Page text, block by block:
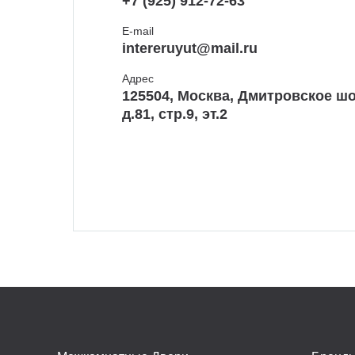
E-mail
intereruyut@mail.ru
Адрес
125504, Москва, Дмитровское
д.81, стр.9, эт.2